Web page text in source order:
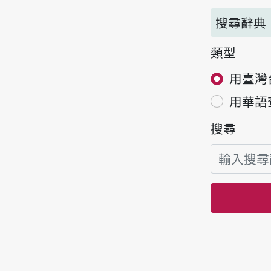
搜尋辭典
類型
用臺
用華
搜尋